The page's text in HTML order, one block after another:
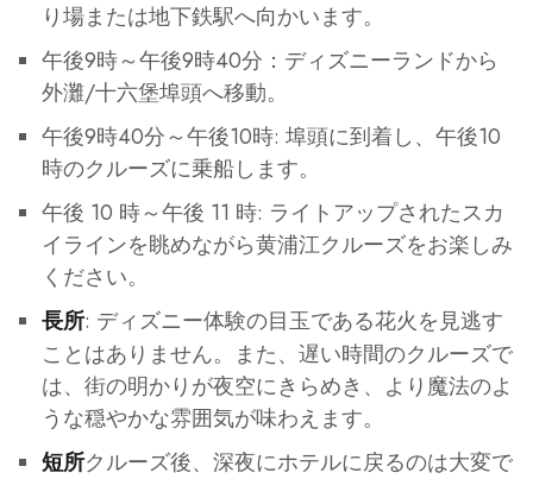
り場または地下鉄駅へ向かいます。
午後9時～午後9時40分：ディズニーランドから
外灘/十六堡埠頭へ移動。
午後9時40分～午後10時: 埠頭に到着し、午後10
時のクルーズに乗船します。
午後 10 時～午後 11 時: ライトアップされたスカ
イラインを眺めながら黄浦江クルーズをお楽しみ
ください。
長所: ディズニー体験の目玉である花火を見逃す
ことはありません。また、遅い時間のクルーズで
は、街の明かりが夜空にきらめき、より魔法のよ
うな穏やかな雰囲気が味わえます。
短所クルーズ後、深夜にホテルに戻るのは大変で